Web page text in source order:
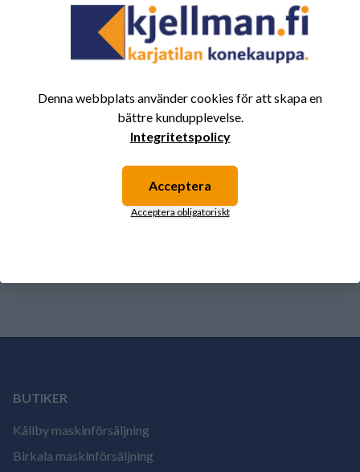
SAMMANFATTNING AV RECENSIONER
(0/5) Totalt 0 Recensioner
BUTIKER
Kållby maskinförsäljning
Birkala maskinförsäljning
Denna webbplats använder cookies för att skapa en
bättre kundupplevelse.
Integritetspolicy
Acceptera
Acceptera obligatoriskt